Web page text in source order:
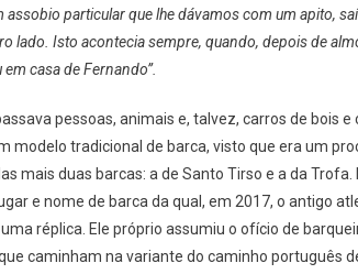
particular que lhe dávamos com um apito,
lado. Isto acontecia sempre, quando, depois de
casa de Fernando”.
pessoas, animais e, talvez, carros de bois
modelo tradicional de barca, visto que era um
mais duas barcas: a de Santo Tirso e a da
e nome de barca da qual, em 2017, o antigo
réplica. Ele próprio assumiu o ofício de
caminham na variante do caminho português